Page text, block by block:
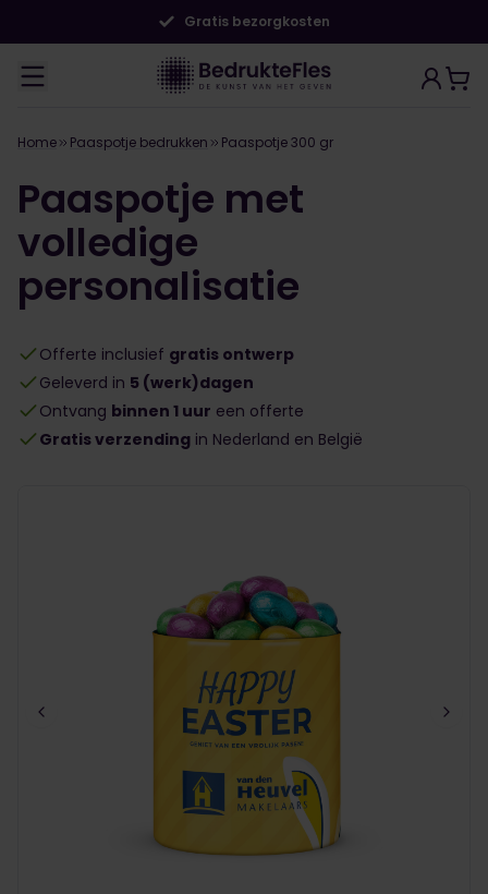
Gratis bezorgkosten
Home Paaspotje bedrukken Paaspotje 300 gr
Paaspotje met
volledige
personalisatie
Offerte inclusief gratis ontwerp
Geleverd in 5 (werk)dagen
Ontvang binnen 1 uur een offerte
Gratis verzending in Nederland en België